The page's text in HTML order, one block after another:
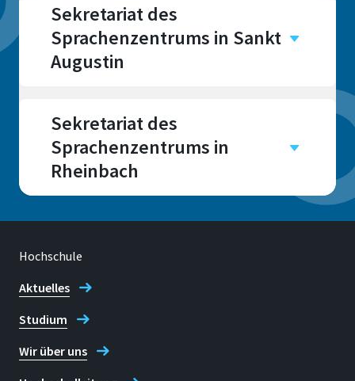
Sekretariat des
Sprachenzentrums in Sankt
Augustin
Sankt Augustin
E 011
Adresse
Grantham-Allee 20
53757 Sankt Augustin
Telefon
Sekretariat des
Sprachenzentrums in
Rheinbach
Rheinbach
Hochschule
Aktuelles
Studium
Wir über uns